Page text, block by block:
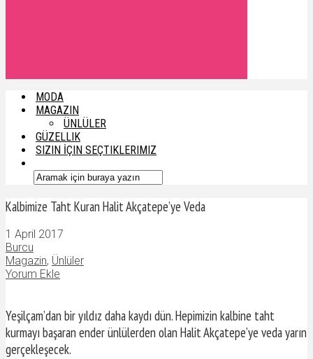
MODA
MAGAZIN
ÜNLÜLER
GÜZELLIK
SIZIN İÇIN SEÇTIKLERIMIZ
Kalbimize Taht Kuran Halit Akçatepe’ye Veda
1 April 2017
Burcu
Magazin, Ünlüler
Yorum Ekle
Yeşilçam’dan bir yıldız daha kaydı dün. Hepimizin kalbine taht
kurmayı başaran ender ünlülerden olan Halit Akçatepe’ye veda yarın
gerçekleşecek.